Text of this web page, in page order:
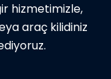
hizmetimizle,
araç kilidiniz